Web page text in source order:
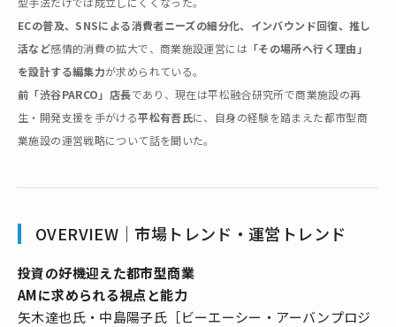
ECの普及、SNSによる消費者ニーズの細分化、インバウンド回復、推し
活など感情的消費の拡大で、商業施設運営には 「その場所へ行く理由」
を設計する編集力が求められている。
前「渋谷PARCO」店長であり、現在は平松融合研究所で商業施設の再
生・開発支援を手がける平松有吾氏に、自身の経験を踏まえた都市型商
業施設の運営戦略について話を聞いた。
OVERVIEW｜市場トレンド・運営トレンド
投資の好機迎えた都市型商業
AMに求められる視点と能力
矢木達也氏・中島陽子氏［ビーエーシー・アーバンプロジ